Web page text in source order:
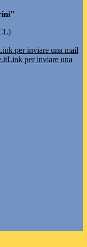
per inviare una mail
Link per inviare una